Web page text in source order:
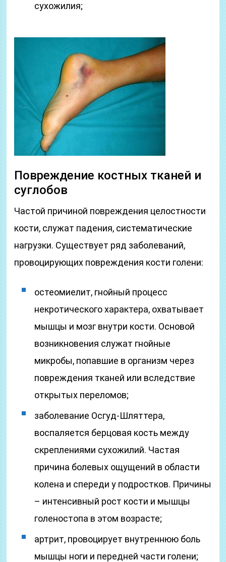
сухожилия;
Повреждение костных тканей и
суглобов
Частой причиной повреждения целостности
кости, служат падения, систематические
нагрузки. Существует ряд заболеваний,
провоцирующих повреждения кости голени:
остеомиелит, гнойный процесс
некротического характера, охватывает
мышцы и мозг внутри кости. Основой
возникновения служат гнойные
микробы, попавшие в организм через
повреждения тканей или вследствие
открытых переломов;
заболевание Осгуд-Шляттера,
воспаляется берцовая кость между
скреплениями сухожилий. Частая
причина болевых ощущений в области
колена и спереди у подростков. Причины
– интенсивный рост кости и мышцы
голеностопа в этом возрасте;
артрит, провоцирует внутреннюю боль
мышцы ноги и передней части голени;